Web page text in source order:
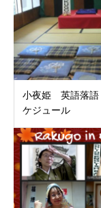
小夜姫 英語落
ケジュール